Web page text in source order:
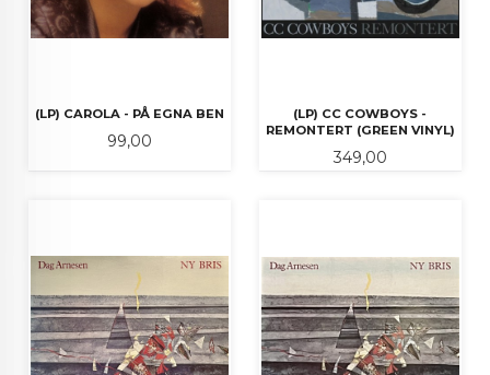
(LP) CAROLA - PÅ EGNA BEN
Pris
99,00
(LP) CC COWBOYS -
REMONTERT (GREEN VINYL)
Pris
349,00